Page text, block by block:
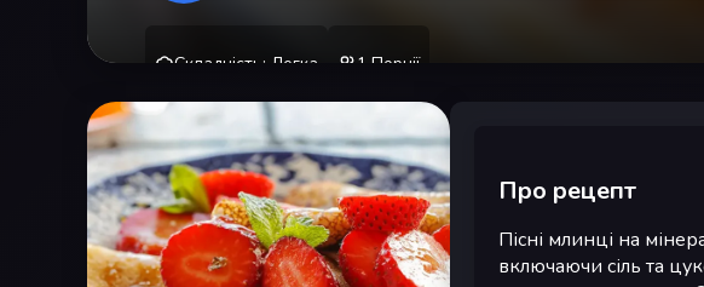
Складність : Легка 1 Порції
Про рецепт
Пісні млинці на
включаючи сіль та